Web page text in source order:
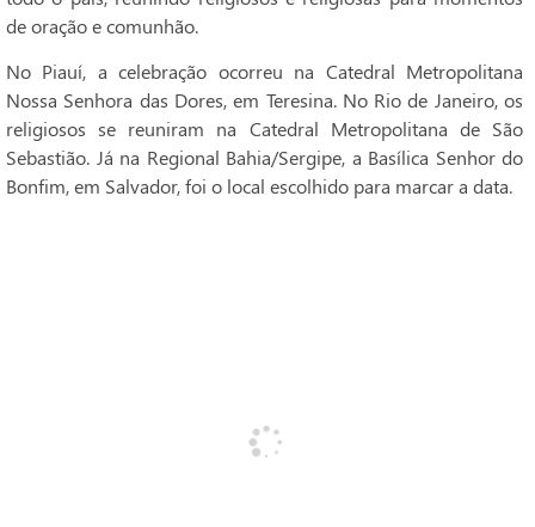
de oração e comunhão.
No Piauí, a celebração ocorreu na Catedral Metropolitana
Nossa Senhora das Dores, em Teresina. No Rio de Janeiro, os
religiosos se reuniram na Catedral Metropolitana de São
Sebastião. Já na Regional Bahia/Sergipe, a Basílica Senhor do
Bonfim, em Salvador, foi o local escolhido para marcar a data.